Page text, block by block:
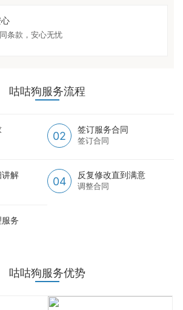
条款，安心无忧
咕咕狗服务流程
02
签订服务合同
签订合同
讲解
04
反复修改直到满意
调整合同
务
咕咕狗服务优势